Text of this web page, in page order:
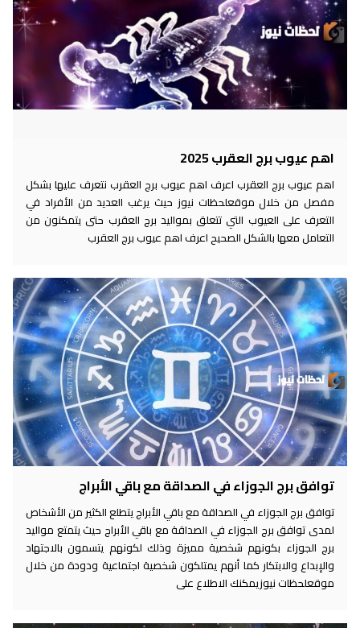
اهم عيوب برج العقرب 2025
اهم عيوب برج العقرب اعرف اهم عيوب برج العقرب نتعرف عليها بشكل
مفصل من خلال موقعلحظات نيوز حيث يرغب العديد من الأفراد في
التعرف على العيوب التي تتعلق بمواليد برج العقرب حتى يتمكنون من
التعامل معها بالشكل الصحيح اعرف اهم عيوب برج العقرب
توافق برج الجوزاء في الصداقة مع باقي الأبراج
توافق برج الجوزاء في الصداقة مع باقي الأبراج يتطلع الكثير من الأشخاص
لمدى توافق برج الجوزاء في الصداقة مع باقي الأبراج حيث يتمتع مواليد
برج الجوزاء بكونهم شخصية مميزة وذلك لكونهم يتسمون بالاجتهاد
والإبداع والابتكار كما أنهم يمتلكون شخصية اجتماعية ودودة من خلال
موقعلحظات نيوزيمكنك الاطلاع على